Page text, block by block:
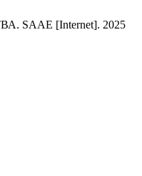
[Internet]. 2025